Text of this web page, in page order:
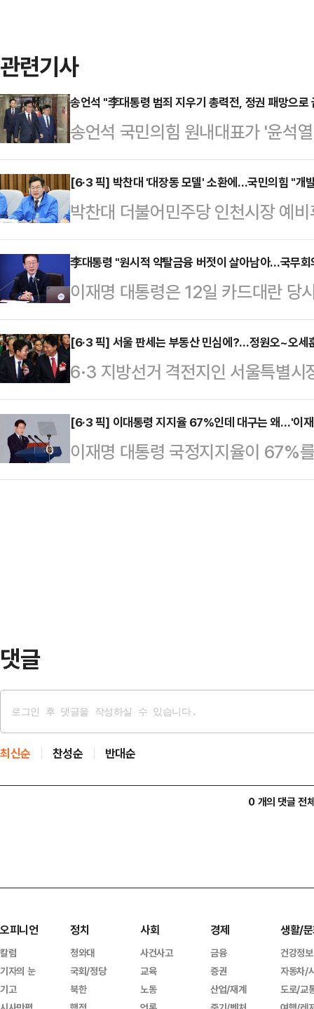
관련기사
송언석 "李대통령 범죄 지우기 총력전, 정권 패망으로
송언석 국민의힘 원내대표가 '윤석
일제의 총력전이 결국 처절한 패망
도 결국 정권의 패망으로 끝날 것"
국회에서 열린 원내대책회의에서 "
소로 없애버리기 위한 특검 도입에
안은 이 대통령 재판의 공소 취소
사고 있다.송 원내대표는 "어제 대
건을 수사한 박상…
[6·3 픽] 박찬대 '대장동 모델' 소환에…국민의힘 "개
박찬대 더불어민주당 인천시장 예
꺼내 들자, 국민의힘이 "인천을 대
에 나섰다.최보윤 국민의힘 수석대
터뷰에서 '이재명 대통령께서 하셨
합 개발 방식'이라며, 이를 인천에
다"며 이같이 비판했다.최 수석대
고 싶은 본심, 모르는 바 아니다. 지
거를 치르겠다는…
李대통령 "원시적 약탈금융 버젓이 살아남아…국무
이재명 대통령은 12일 카드대란 당
온 '상록수' 특수목적법인 실태를
금융이 버젓이 살아남아 서민들의
무회의에서 해결방안을 찾아보겠
위터)에 "지금까지 관할당국은 왜
며 이같이 말했다.그는 "보도에 진
수익활동에도 정도가 있는 것이다.
공동체 안의 …
[6·3 픽] 서울 판세는 부동산 민심에?…정원오~오세
6·3 지방선거 격전지인 서울특별
혀지는 분위기다. 당초 선거 때마다
명 정부 출범 첫 선거라는 벽에 가
규제에 따른 전셋값 상승 우려 등
책임론 떠넘기기에 사활을 걸고 있
[6·3 픽] 이대통령 지지율 67%인데 대구는 왜…'이
이재명 대통령 국정지지율이 67%
서는 여야가 오차범위 내 초박빙 접
댓글
최신순 찬성순 반대순
0 개의 댓글 전
오피니언
칼럼
기자의 눈
기고
정치
청와대
국회/정당
북한
사회
사건사고
교육
노동
경제
금융
증권
산업/재계
생활/
건강정보
자동차/
도로/교